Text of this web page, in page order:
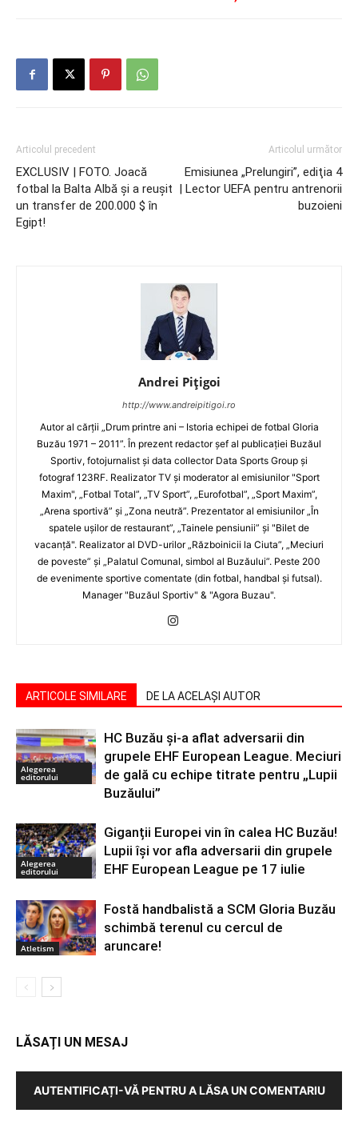
Articolul precedent
EXCLUSIV | FOTO. Joacă
fotbal la Balta Albă şi a reuşit
un transfer de 200.000 $ în
Egipt!
Articolul următor
Emisiunea „Prelungiri”, ediţia 4
| Lector UEFA pentru antrenorii
buzoieni
Andrei Pițigoi
http://www.andreipitigoi.ro
Autor al cărţii „Drum printre ani – Istoria echipei de fotbal Gloria
Buzău 1971 – 2011”. În prezent redactor şef al publicaţiei Buzăul
Sportiv, fotojurnalist şi data collector Data Sports Group şi
fotograf 123RF. Realizator TV şi moderator al emisiunilor "Sport
Maxim", „Fotbal Total”, „TV Sport”, „Eurofotbal”, „Sport Maxim”,
„Arena sportivă” şi „Zona neutră”. Prezentator al emisiunilor „În
spatele uşilor de restaurant”, „Tainele pensiunii” şi "Bilet de
vacanţă". Realizator al DVD-urilor „Războinicii la Ciuta”, „Meciuri
de poveste” şi „Palatul Comunal, simbol al Buzăului”. Peste 200
de evenimente sportive comentate (din fotbal, handbal şi futsal).
Manager "Buzăul Sportiv" & "Agora Buzau".
ARTICOLE SIMILARE DE LA ACELAȘI AUTOR
Alegerea
editorului
HC Buzău și-a aflat adversarii din
grupele EHF European League. Meciuri
de gală cu echipe titrate pentru „Lupii
Buzăului”
Alegerea
editorului
Giganții Europei vin în calea HC Buzău!
Lupii își vor afla adversarii din grupele
EHF European League pe 17 iulie
Atletism
Fostă handbalistă a SCM Gloria Buzău
schimbă terenul cu cercul de
aruncare!
LĂSAȚI UN MESAJ
AUTENTIFICAȚI-VĂ PENTRU A LĂSA UN COMENTARIU